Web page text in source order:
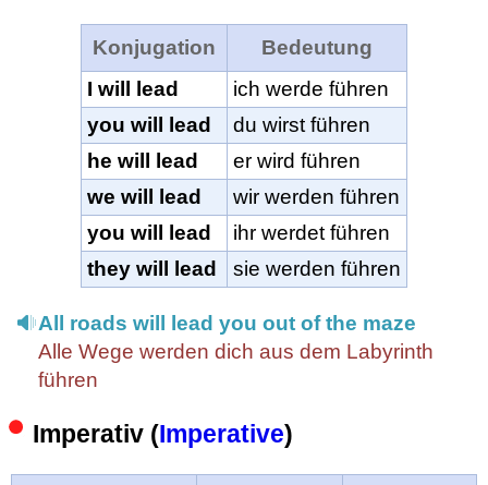
Konjugation
Bedeutung
I will lead
ich werde führen
you will lead
du wirst führen
he will lead
er wird führen
we will lead
wir werden führen
you will lead
ihr werdet führen
they will lead
sie werden führen
All roads will lead you out of the maze
Alle Wege werden dich aus dem Labyrinth
führen
Imperativ (Imperative)